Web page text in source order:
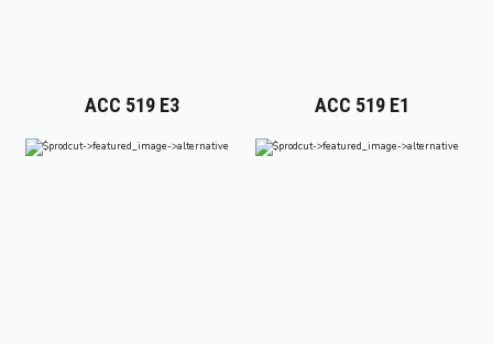
ACC 519 E3 ACC 519 E1